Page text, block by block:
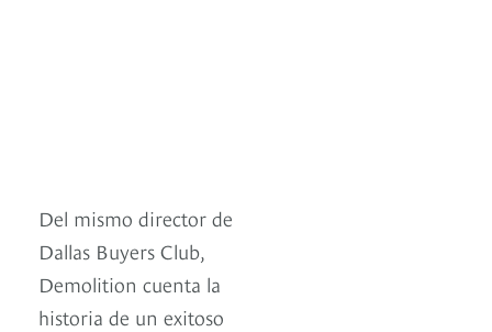
Del mismo director de
Dallas Buyers Club,
Demolition cuenta la
historia de un exitoso